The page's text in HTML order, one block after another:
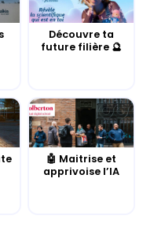
Découvre ta
future filière 🔮
🤖 Maitrise et
apprivoise l’IA